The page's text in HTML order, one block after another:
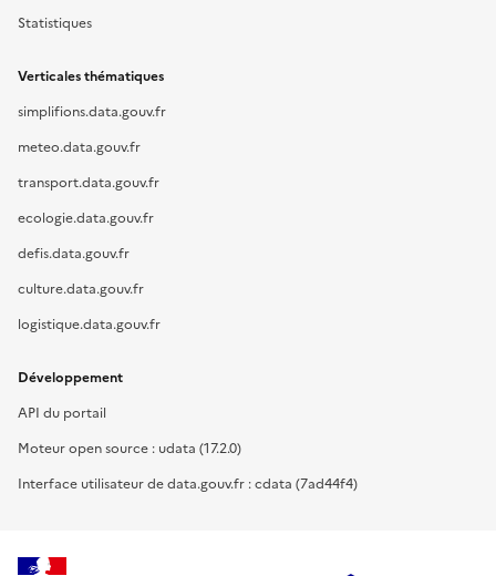
Statistiques
Verticales thématiques
simplifions.data.gouv.fr
meteo.data.gouv.fr
transport.data.gouv.fr
ecologie.data.gouv.fr
defis.data.gouv.fr
culture.data.gouv.fr
logistique.data.gouv.fr
Développement
API du portail
Moteur open source : udata (17.2.0)
Interface utilisateur de data.gouv.fr : cdata (7ad44f4)